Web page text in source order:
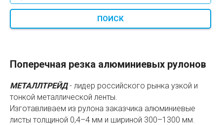
ПОИСК
Поперечная резка алюминиевых рулонов
МЕТАЛЛТРЕЙД- лидер российского рынка узкой и
тонкой металлической ленты.
Изготавливаем из рулона заказчика алюминиевые
листы толщиной 0,4–4 мм и шириной 300–1300 мм.